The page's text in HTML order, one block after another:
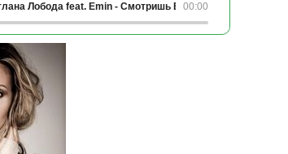
00:00
Лобода feat. Emin - Смотришь В Небо